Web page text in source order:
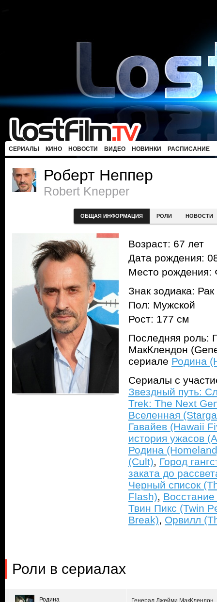
СЕРИАЛЫ КИНО НОВОСТИ ВИДЕО НОВИНКИ РАСПИСАНИЕ
Роберт Неппер
Robert Knepper
ОБЩАЯ ИНФОРМАЦИЯ РОЛИ НОВОСТИ
Возраст: 67 лет
Дата рождения:
Место
Знак зодиака: Рак
Пол: Мужской
Рост: 177 см
Последняя роль:
МакКлендон
сериале Родина
Сериалы с
Звездный путь:
Trek: The Next
Вселенная
Гавайев (Hawaii
история ужасов
Родина
(Cult), Город
заката до
Черный список
Flash),
Твин Пикс (Twin
Break), Орвилл
Роли в сериалах
Родина Генерал Джейми МакКлендон